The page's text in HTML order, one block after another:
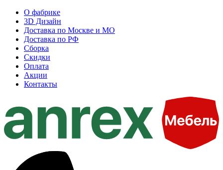
О фабрике
3D Дизайн
Доставка по Москве и МО
Доставка по РФ
Сборка
Скидки
Оплата
Акции
Контакты